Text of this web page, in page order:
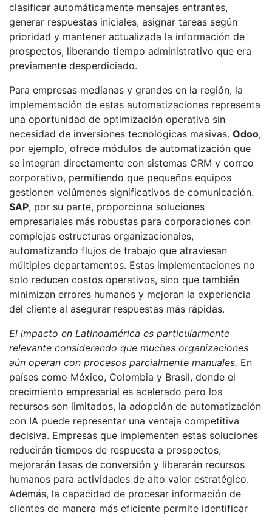
clasificar automáticamente mensajes entrantes,
generar respuestas iniciales, asignar tareas según
prioridad y mantener actualizada la información de
prospectos, liberando tiempo administrativo que era
previamente desperdiciado.
Para empresas medianas y grandes en la región, la
implementación de estas automatizaciones representa
una oportunidad de optimización operativa sin
necesidad de inversiones tecnológicas masivas. Odoo,
por ejemplo, ofrece módulos de automatización que
se integran directamente con sistemas CRM y correo
corporativo, permitiendo que pequeños equipos
gestionen volúmenes significativos de comunicación.
SAP, por su parte, proporciona soluciones
empresariales más robustas para corporaciones con
complejas estructuras organizacionales,
automatizando flujos de trabajo que atraviesan
múltiples departamentos. Estas implementaciones no
solo reducen costos operativos, sino que también
minimizan errores humanos y mejoran la experiencia
del cliente al asegurar respuestas más rápidas.
El impacto en Latinoamérica es particularmente
relevante considerando que muchas organizaciones
aún operan con procesos parcialmente manuales. En
países como México, Colombia y Brasil, donde el
crecimiento empresarial es acelerado pero los
recursos son limitados, la adopción de automatización
con IA puede representar una ventaja competitiva
decisiva. Empresas que implementen estas soluciones
reducirán tiempos de respuesta a prospectos,
mejorarán tasas de conversión y liberarán recursos
humanos para actividades de alto valor estratégico.
Además, la capacidad de procesar información de
clientes de manera más eficiente permite identificar